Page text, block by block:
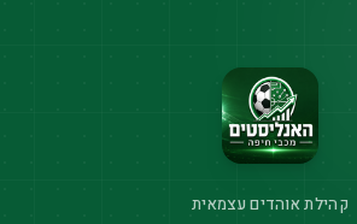
קהילת אוהדים עצמאית